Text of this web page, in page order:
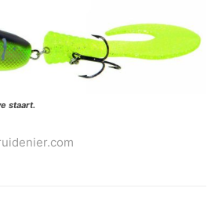
staart.